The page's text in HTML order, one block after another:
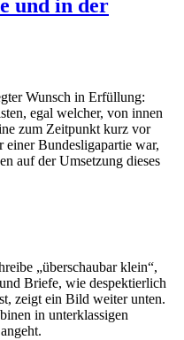
und in der
Wunsch in Erfüllung:
egal welcher, von innen
zum Zeitpunkt kurz vor
Bundesligapartie war,
auf der Umsetzung dieses
„überschaubar klein“,
Briefe, wie despektierlich
zeigt ein Bild weiter unten.
in unterklassigen